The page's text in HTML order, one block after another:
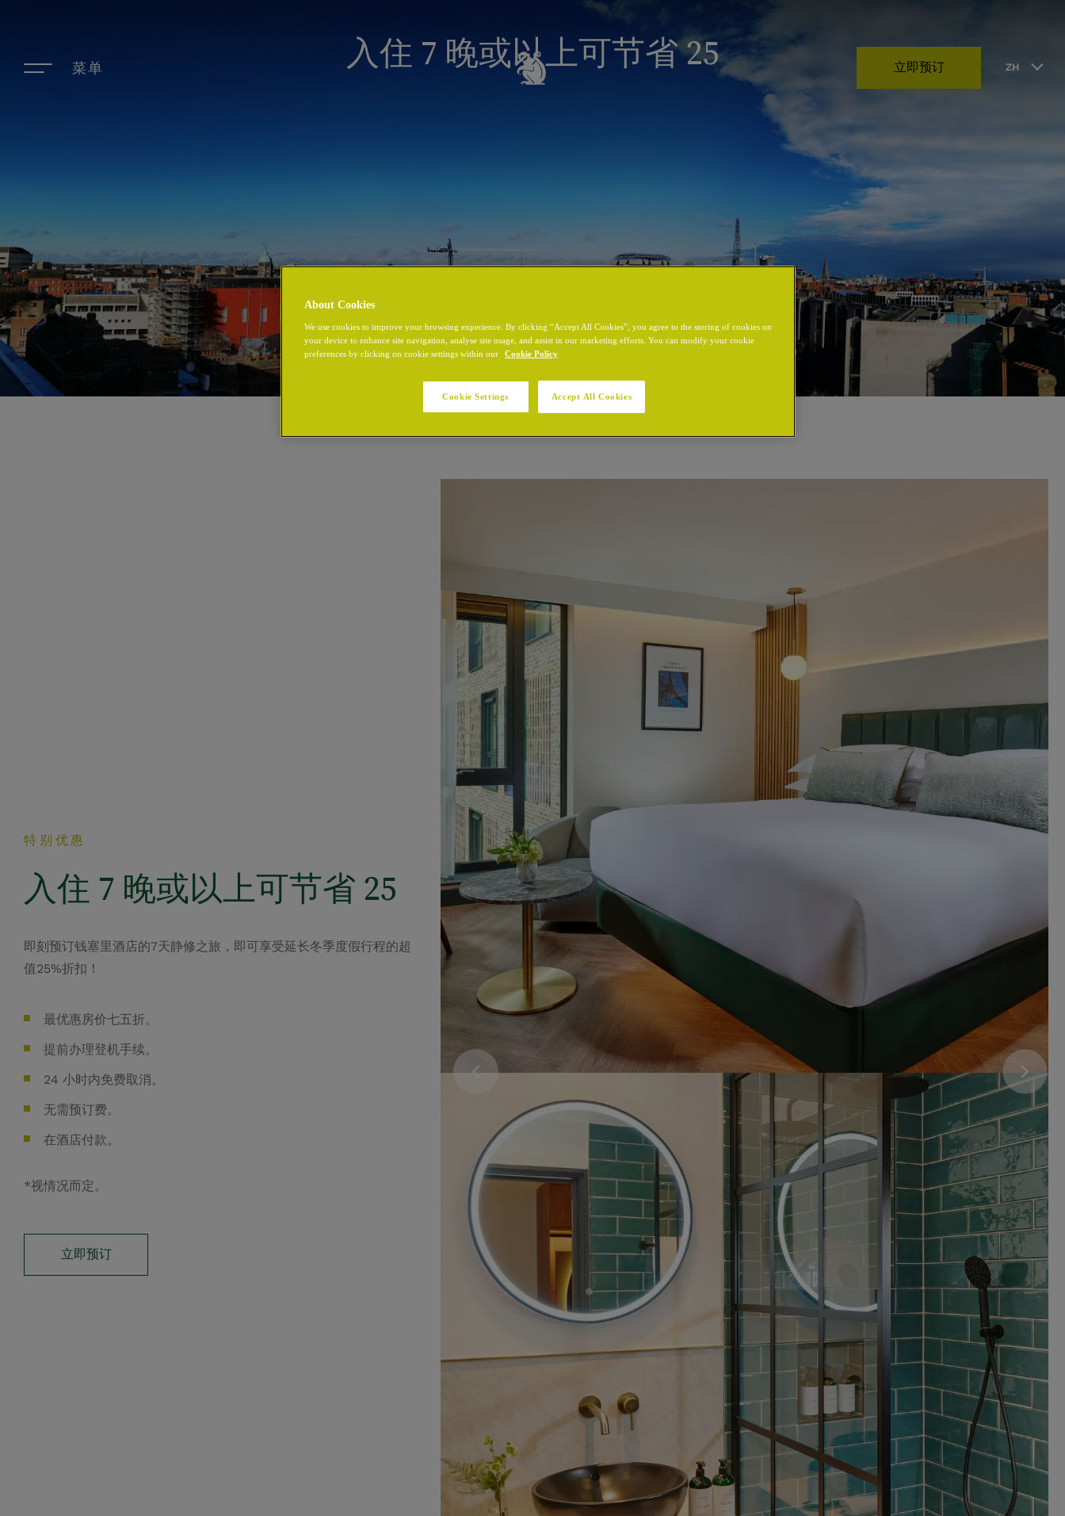
菜单 立即预订 ZH
入住 7 晚或以上可节省 25
特别优惠
入住 7 晚或以上可节省 25
即刻预订钱塞里酒店的7天静修之旅，即可享受延长冬季度假行程的超
值25%折扣！
最优惠房价七五折。
提前办理登机手续。
24 小时内免费取消。
无需预订费。
在酒店付款。
*视情况而定。
立即预订
About Cookies
We use cookies to improve your browsing experience. By clicking “Accept All Cookies”, you agree to the storing of cookies on
your device to enhance site navigation, analyse site usage, and assist in our marketing efforts. You can modify your cookie
preferences by clicking on cookie settings within our
Cookie Policy
Cookie Settings Accept All Cookies